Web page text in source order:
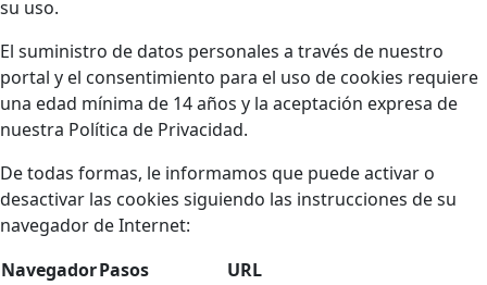
su uso.
El suministro de datos personales a través de nuestro
portal y el consentimiento para el uso de cookies requiere
una edad mínima de 14 años y la aceptación expresa de
nuestra Política de Privacidad.
De todas formas, le informamos que puede activar o
desactivar las cookies siguiendo las instrucciones de su
navegador de Internet:
NavegadorPasos URL